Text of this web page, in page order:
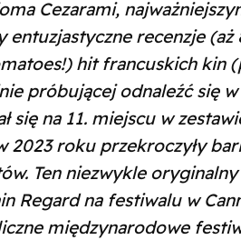
Cezarami,
entuzjastyczne recenzje
hit francuskich kin
próbującej odnaleźć się
się na 11. miejscu w
2023 roku przekroczyły
Ten niezwykle
Regard na festiwalu w
międzynarodowe